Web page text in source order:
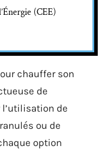
(CEE)
chauffer son
de
l’utilisation de
ou de
option